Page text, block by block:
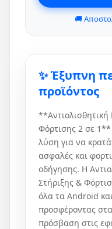
🚚
✨ Έξυπνη
προϊόντος
Φόρτισης 2 σε
λύση για να
ασφαλές και
οδήγησης. Η
Στήριξης &
όλα τα Android
προσφέροντας
πρόσβαση στις